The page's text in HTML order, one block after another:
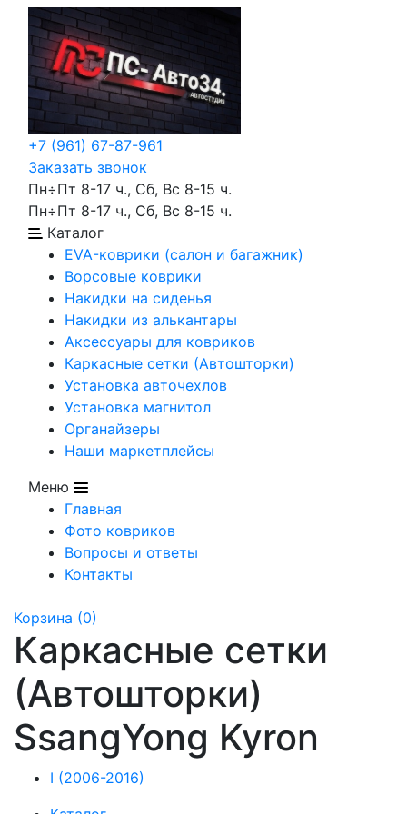
+7 (961) 67-87-961
Заказать звонок
Пн÷Пт 8-17 ч., Сб, Вс 8-15 ч.
Пн÷Пт 8-17 ч., Сб, Вс 8-15 ч.
Каталог
EVA-коврики (салон и багажник)
Ворсовые коврики
Накидки на сиденья
Накидки из алькантары
Аксессуары для ковриков
Каркасные сетки (Автошторки)
Установка авточехлов
Установка магнитол
Органайзеры
Наши маркетплейсы
Меню
Главная
Фото ковриков
Вопросы и ответы
Контакты
Корзина (0)
Каркасные сетки
(Автошторки)
SsangYong Kyron
I (2006-2016)